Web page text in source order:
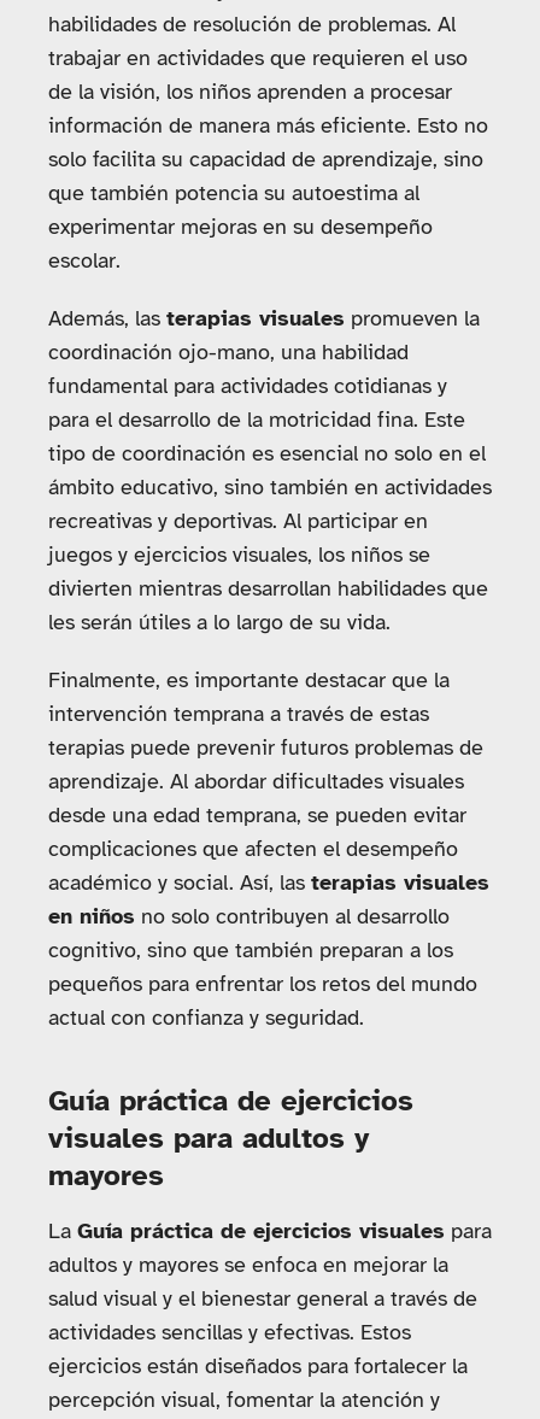
habilidades de resolución de problemas. Al
trabajar en actividades que requieren el uso
de la visión, los niños aprenden a procesar
información de manera más eficiente. Esto no
solo facilita su capacidad de aprendizaje, sino
que también potencia su autoestima al
experimentar mejoras en su desempeño
escolar.
Además, las terapias visuales promueven la
coordinación ojo-mano, una habilidad
fundamental para actividades cotidianas y
para el desarrollo de la motricidad fina. Este
tipo de coordinación es esencial no solo en el
ámbito educativo, sino también en actividades
recreativas y deportivas. Al participar en
juegos y ejercicios visuales, los niños se
divierten mientras desarrollan habilidades que
les serán útiles a lo largo de su vida.
Finalmente, es importante destacar que la
intervención temprana a través de estas
terapias puede prevenir futuros problemas de
aprendizaje. Al abordar dificultades visuales
desde una edad temprana, se pueden evitar
complicaciones que afecten el desempeño
académico y social. Así, las terapias visuales
en niños no solo contribuyen al desarrollo
cognitivo, sino que también preparan a los
pequeños para enfrentar los retos del mundo
actual con confianza y seguridad.
Guía práctica de ejercicios
visuales para adultos y
mayores
La Guía práctica de ejercicios visuales para
adultos y mayores se enfoca en mejorar la
salud visual y el bienestar general a través de
actividades sencillas y efectivas. Estos
ejercicios están diseñados para fortalecer la
percepción visual, fomentar la atención y